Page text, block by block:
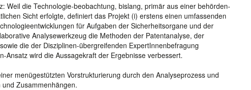
Weil die Technologie-beobachtung, bislang, primär aus einer behörden-
Sicht erfolgte, definiert das Projekt (i) erstens einen umfassenden
für Aufgaben der Sicherheitsorgane und der
Analysewerkzeug die Methoden der Patentanalyse, der
die der Disziplinen-übergreifenden ExpertInnenbefragung
Ansatz wird die Aussagekraft der Ergebnisse verbessert.
menügestützten Vorstrukturierung durch den Analyseprozess und
Zusammenhängen.